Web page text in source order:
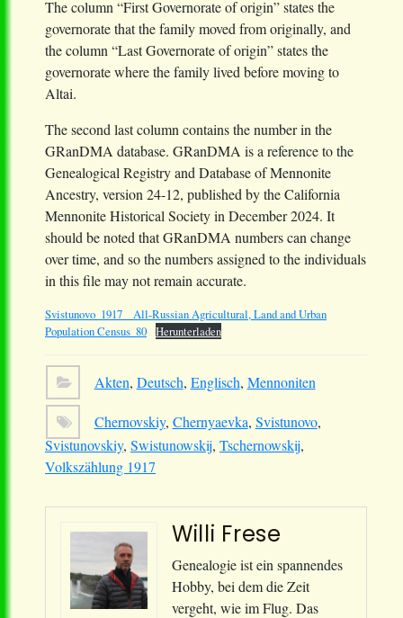
The column “First Governorate of origin” states the
governorate that the family moved from originally, and
the column “Last Governorate of origin” states the
governorate where the family lived before moving to
Altai.
The second last column contains the number in the
GRanDMA database. GRanDMA is a reference to the
Genealogical Registry and Database of Mennonite
Ancestry, version 24-12, published by the California
Mennonite Historical Society in December 2024. It
should be noted that GRanDMA numbers can change
over time, and so the numbers assigned to the individuals
in this file may not remain accurate.
Svistunovo_1917__All-Russian Agricultural, Land and Urban
Population Census_80 Herunterladen
Akten, Deutsch, Englisch, Mennoniten
Chernovskiy, Chernyaevka, Svistunovo,
Svistunovskiy, Swistunowskij, Tschernowskij,
Volkszählung 1917
Willi Frese
Genealogie ist ein spannendes
Hobby, bei dem die Zeit
vergeht, wie im Flug. Das